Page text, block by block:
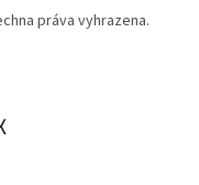
práva vyhrazena.